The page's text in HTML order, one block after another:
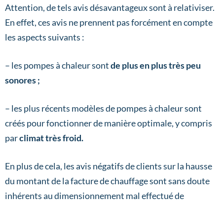
Attention, de tels avis désavantageux sont à relativiser.
En effet, ces avis ne prennent pas forcément en compte
les aspects suivants :
– les pompes à chaleur sontde plus en plus très peu
sonores ;
– les plus récents modèles de pompes à chaleur sont
créés pour fonctionner de manière optimale, y compris
parclimat très froid.
En plus de cela, les avis négatifs de clients sur la hausse
du montant de la facture de chauffage sont sans doute
inhérents au dimensionnement mal effectué de